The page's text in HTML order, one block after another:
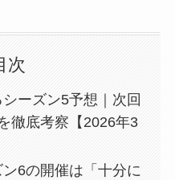
次
ーズン5予想｜次回
徹底考察【2026年3
ン6の開催は「十分に